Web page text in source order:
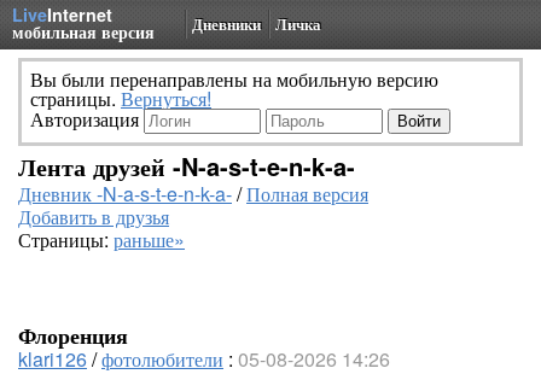
LiveInternet
мобильная версия Дневники Личка
Вы были перенаправлены на мобильную версию
страницы. Вернуться!
Авторизация
Лента друзей -N-a-s-t-e-n-k-a-
Дневник -N-a-s-t-e-n-k-a-/Полная версия
Добавить в друзья
Страницы: раньше»
Флоренция
klari126/фотолюбители : 05-08-2026 14:26